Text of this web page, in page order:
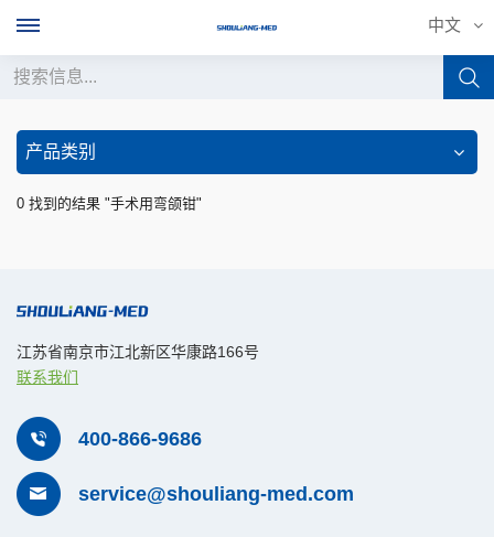
中文
中文
English
产品类别
0 找到的结果 "手术用弯颌钳"
江苏省南京市江北新区华康路166号
联系我们
400-866-9686
service@shouliang-med.com